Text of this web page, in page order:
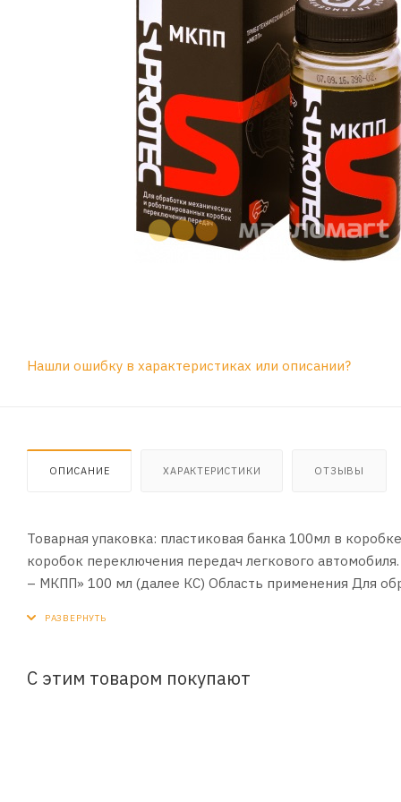
Нашли ошибку в характеристиках или описании?
ОПИСАНИЕ ХАРАКТЕРИСТИКИ ОТЗЫВЫ
Товарная упаковка: пластиковая банка 100мл в
коробок переключения передач легкового
– МКПП» 100 мл (далее КС) Область применения Для
«СУПРОТЕК» на 1 литр трансмиссионного масла).
С этим товаром покупают